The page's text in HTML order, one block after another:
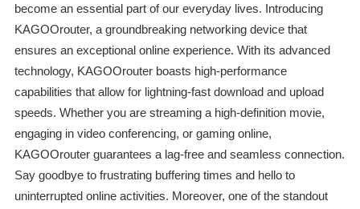
become an essential part of our everyday lives. Introducing
KAGOOrouter, a groundbreaking networking device that
ensures an exceptional online experience. With its advanced
technology, KAGOOrouter boasts high-performance
capabilities that allow for lightning-fast download and upload
speeds. Whether you are streaming a high-definition movie,
engaging in video conferencing, or gaming online,
KAGOOrouter guarantees a lag-free and seamless connection.
Say goodbye to frustrating buffering times and hello to
uninterrupted online activities. Moreover, one of the standout